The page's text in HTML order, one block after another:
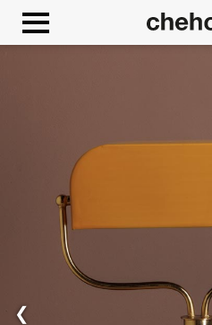
❮
Cookies beheer paneel